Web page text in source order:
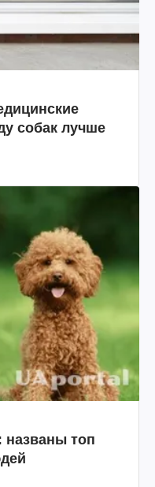
собак лучше
топ